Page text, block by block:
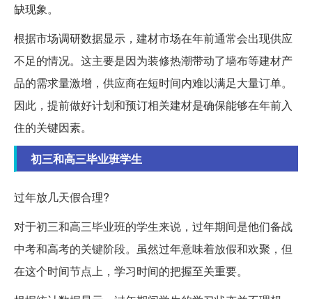
缺现象。
根据市场调研数据显示，建材市场在年前通常会出现供应
不足的情况。这主要是因为装修热潮带动了墙布等建材产
品的需求量激增，供应商在短时间内难以满足大量订单。
因此，提前做好计划和预订相关建材是确保能够在年前入
住的关键因素。
初三和高三毕业班学生
过年放几天假合理?
对于初三和高三毕业班的学生来说，过年期间是他们备战
中考和高考的关键阶段。虽然过年意味着放假和欢聚，但
在这个时间节点上，学习时间的把握至关重要。